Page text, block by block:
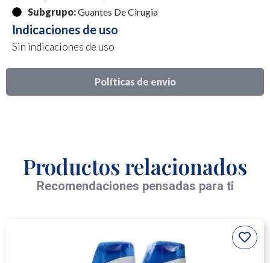
Políticas de envio
Subgrupo:Guantes De Cirugia
Indicaciones de uso
Sin indicaciones de uso
Productos relacionados
Recomendaciones pensadas para ti